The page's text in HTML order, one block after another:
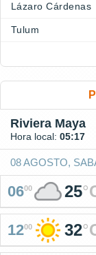
Lázaro Cárdenas
Tulum
Riviera Maya
Hora local: 05:17
08 AGOSTO,
0600 25°
1200 32°